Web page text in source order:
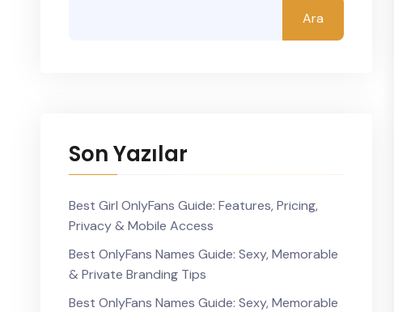
Ara
Son Yazılar
Best Girl OnlyFans Guide: Features, Pricing,
Privacy & Mobile Access
Best OnlyFans Names Guide: Sexy, Memorable
& Private Branding Tips
Best OnlyFans Names Guide: Sexy, Memorable